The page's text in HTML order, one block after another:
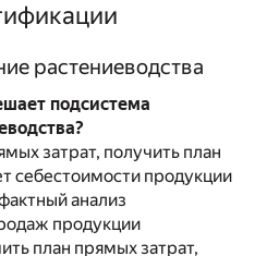
растениеводства
подсистема
затрат, получить план
себестоимости продукции
анализ
продукции
план прямых затрат,